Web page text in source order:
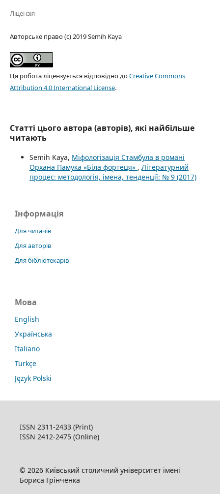
Ліцензія
Авторське право (c) 2019 Semih Kaya
Ця робота ліцензується відповідно доCreative Commons
Attribution 4.0 International License.
Статті цього автора (авторів), які найбільше
читають
Semih Kaya, Міфологізація Стамбула в романі
Орхана Памука «Біла фортеця» , Літературний
процес: методологія, імена, тенденції: № 9 (2017)
Інформація
Для читачів
Для авторів
Для бібліотекарів
Мова
English
Українська
Italiano
Türkçe
Język Polski
ISSN 2311-2433 (Print)
ISSN 2412-2475 (Online)
© 2026 Київський столичний університет імені
Бориса Грінченка